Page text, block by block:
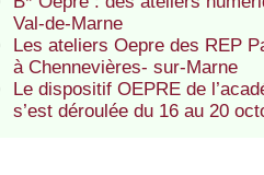
Val-de-Marne
Les ateliers Oepre des REP
à Chennevières- sur-Marne
Le dispositif OEPRE de
s’est déroulée du 16 au 20